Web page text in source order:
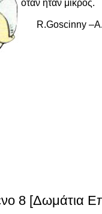
όταν ήταν μικρός.
R.Goscinny
8 [Δωμάτια